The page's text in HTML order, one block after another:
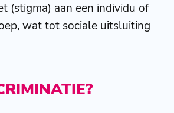
(stigma) aan een individu of
wat tot sociale uitsluiting